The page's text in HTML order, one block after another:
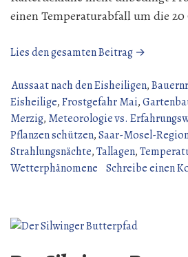
einen Temperaturabfall um die
Lies den gesamten Beitrag →
völliger
Aussaat nach den Eisheiligen,
Eisheilige,Frostgefahr Mai,
Merzig, Meteorologie vs.
Pflanzen schützen,Saar-Mosel-
Strahlungsnächte,Tallagen,
Wetterphänomene Schreibe einen